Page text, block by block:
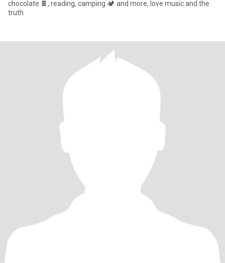
chocolate 🍫, reading, camping 🏕️ and more, love music and the
truth